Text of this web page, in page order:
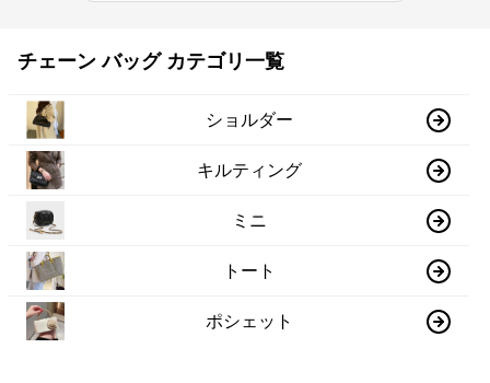
チェーン バッグ カテゴリ一覧
ショルダー
キルティング
ミニ
トート
ポシェット